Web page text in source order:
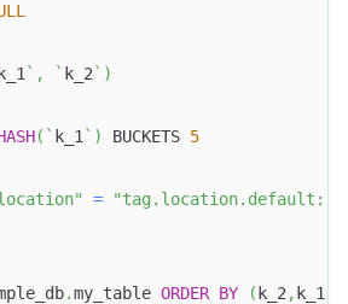
k_1 ` , ` k_2 ` )
( ` k_1 ` ) BUCKETS 5
=
"tag.location.default:
.my_table ORDER BY ( k_2 , k_1